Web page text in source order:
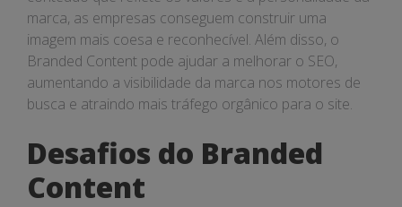
marca, as empresas conseguem construir uma
imagem mais coesa e reconhecível. Além disso, o
Branded Content pode ajudar a melhorar o SEO,
aumentando a visibilidade da marca nos motores de
busca e atraindo mais tráfego orgânico para o site.
Desafios do Branded
Content